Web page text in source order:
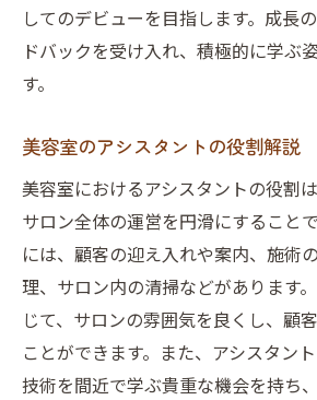
してのデビューを目指します。成長
ドバックを受け入れ、積極的に学ぶ
す。
美容室のアシスタントの役割解説
美容室におけるアシスタントの役割
サロン全体の運営を円滑にすること
には、顧客の迎え入れや案内、施術
理、サロン内の清掃などがあります
じて、サロンの雰囲気を良くし、顧
ことができます。また、アシスタン
技術を間近で学ぶ貴重な機会を持ち